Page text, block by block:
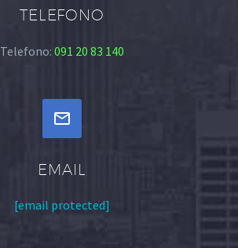
TELEFONO
Telefono: 091 20 83 140


EMAIL
[email protected]